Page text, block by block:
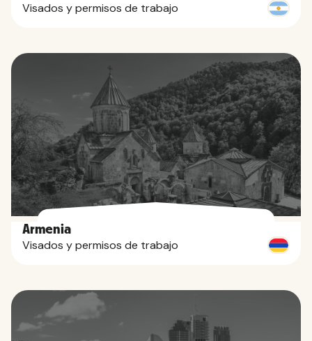
Visados y permisos de trabajo
Armenia
Visados y permisos de trabajo